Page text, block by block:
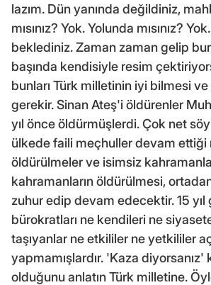
lazım. Dün yanında değildiniz,
mısınız? Yok. Yolunda mısınız?
beklediniz. Zaman zaman gelip
başında kendisiyle resim
bunları Türk milletinin iyi bilmesi
gerekir. Sinan Ateş'i öldürenler
yıl önce öldürmüşlerdi. Çok net
ülkede faili meçhuller devam
öldürülmeler ve isimsiz
kahramanların öldürülmesi, ortadan
zuhur edip devam edecektir. 15 yıl
bürokratları ne kendileri ne
taşıyanlar ne etkililer ne yetkililer
yapmamışlardır. 'Kaza diyorsanız'
olduğunu anlatın Türk milletine.